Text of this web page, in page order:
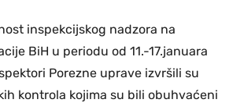
inspekcijskog nadzora na
BiH u periodu od 11.-17.januara
Porezne uprave izvršili su
kontrola kojima su bili obuhvaćeni